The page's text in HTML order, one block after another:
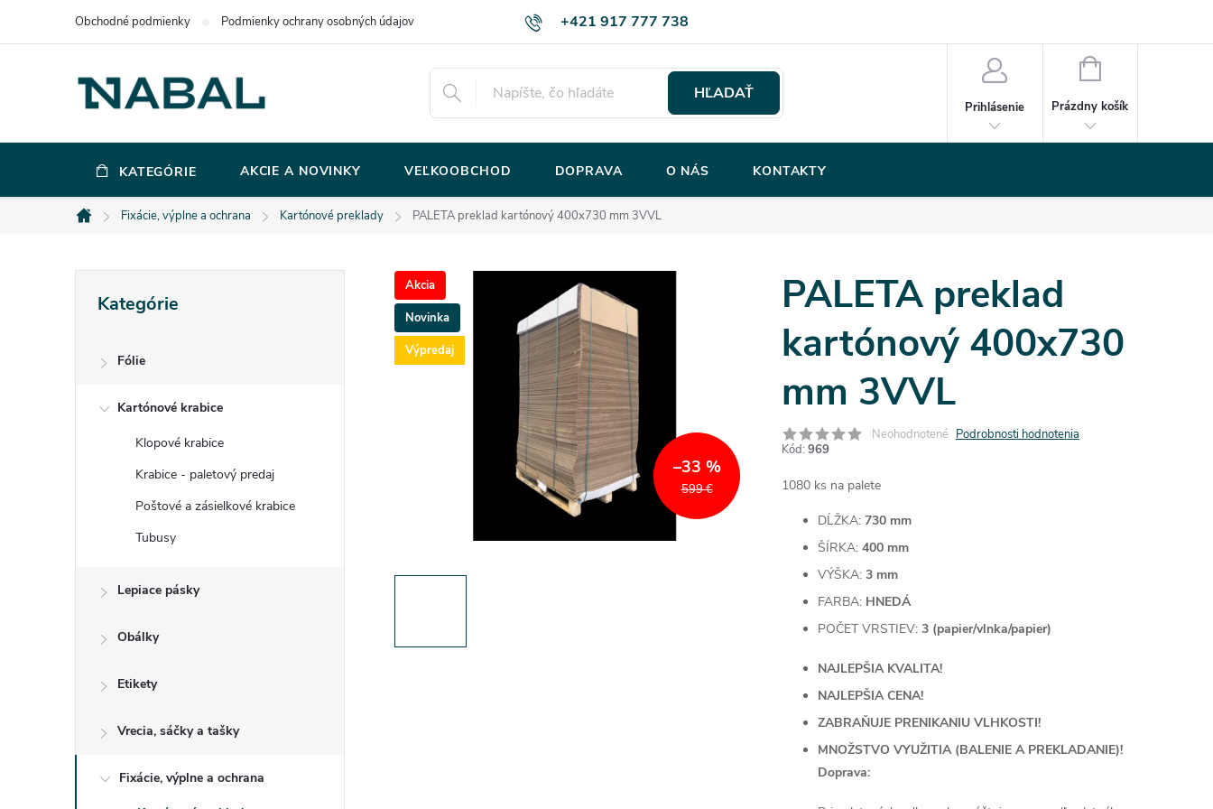
+421 917 777 738
Obchodné podmienky Podmienky ochrany osobných údajov
HĽADAŤ
Prihlásenie
NÁKUPNÝ
Prázdny košík
KATEGÓRIE AKCIE A NOVINKY VEĽKOOBCHOD DOPRAVA O NÁS KONTAKTY
Domov
Fixácie, výplne a ochrana Kartónové preklady PALETA preklad kartónový 400x730 mm 3VVL
kategórie
Kategórie
Fólie
Kartónové krabice
Klopové krabice
Krabice - paletový predaj
Poštové a zásielkové krabice
Tubusy
Lepiace pásky
Obálky
Etikety
Vrecia, sáčky a tašky
Fixácie, výplne a ochrana
Akcia
Novinka
Výpredaj
599 €
–33 %
PALETA preklad
kartónový 400x730
mm 3VVL
Neohodnotené Podrobnosti hodnotenia
Kód: 969
1080 ks na palete
DĹŽKA: 730 mm
ŠÍRKA: 400 mm
VÝŠKA: 3 mm
FARBA: HNEDÁ
POČET VRSTIEV: 3 (papier/vlnka/papier)
NAJLEPŠIA KVALITA!
NAJLEPŠIA CENA!
ZABRAŇUJE PRENIKANIU VLHKOSTI!
MNOŽSTVO VYUŽITIA (BALENIE A PREKLADANIE)!
Doprava: